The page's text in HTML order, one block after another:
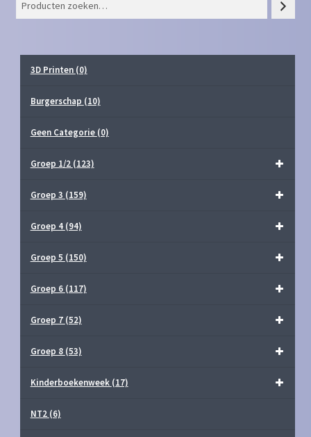
3D Printen (0)
Burgerschap (10)
Geen Categorie (0)
Groep 1/2 (123)
Groep 3 (159)
Groep 4 (94)
Groep 5 (150)
Groep 6 (117)
Groep 7 (52)
Groep 8 (53)
Kinderboekenweek (17)
NT2 (6)